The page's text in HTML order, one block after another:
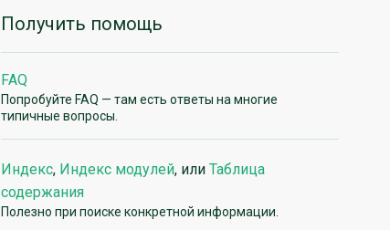
Получить помощь
FAQ
Попробуйте FAQ — там есть ответы на многие
типичные вопросы.
Индекс, Индекс модулей, илиТаблица
содержания
Полезно при поиске конкретной информации.